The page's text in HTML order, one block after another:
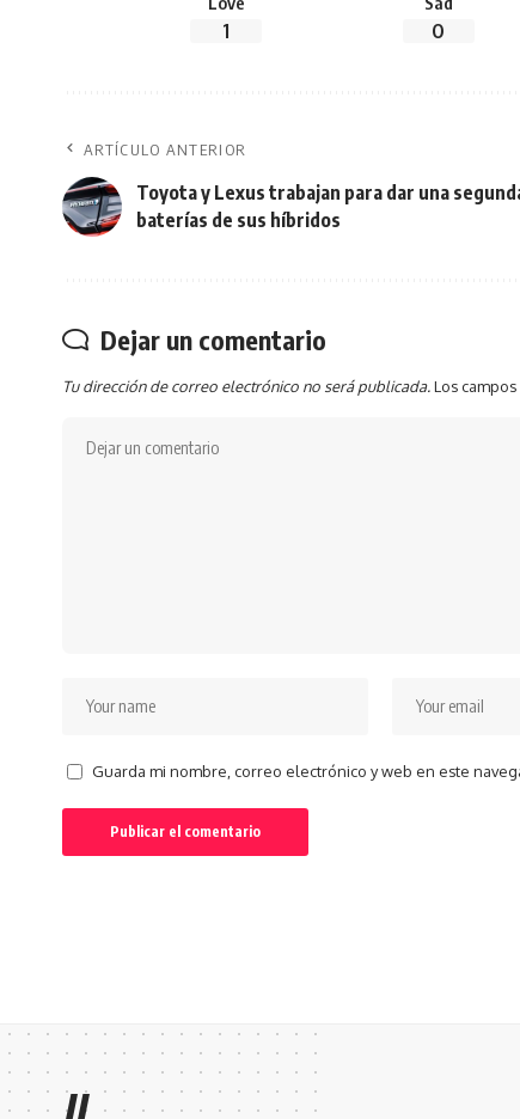
1 0
ARTÍCULO ANTERIOR
Toyota y Lexus trabajan para dar una
baterías de sus híbridos
Dejar un comentario
Tu dirección de correo electrónico no será publicada.Los
Guarda mi nombre, correo electrónico y web en este